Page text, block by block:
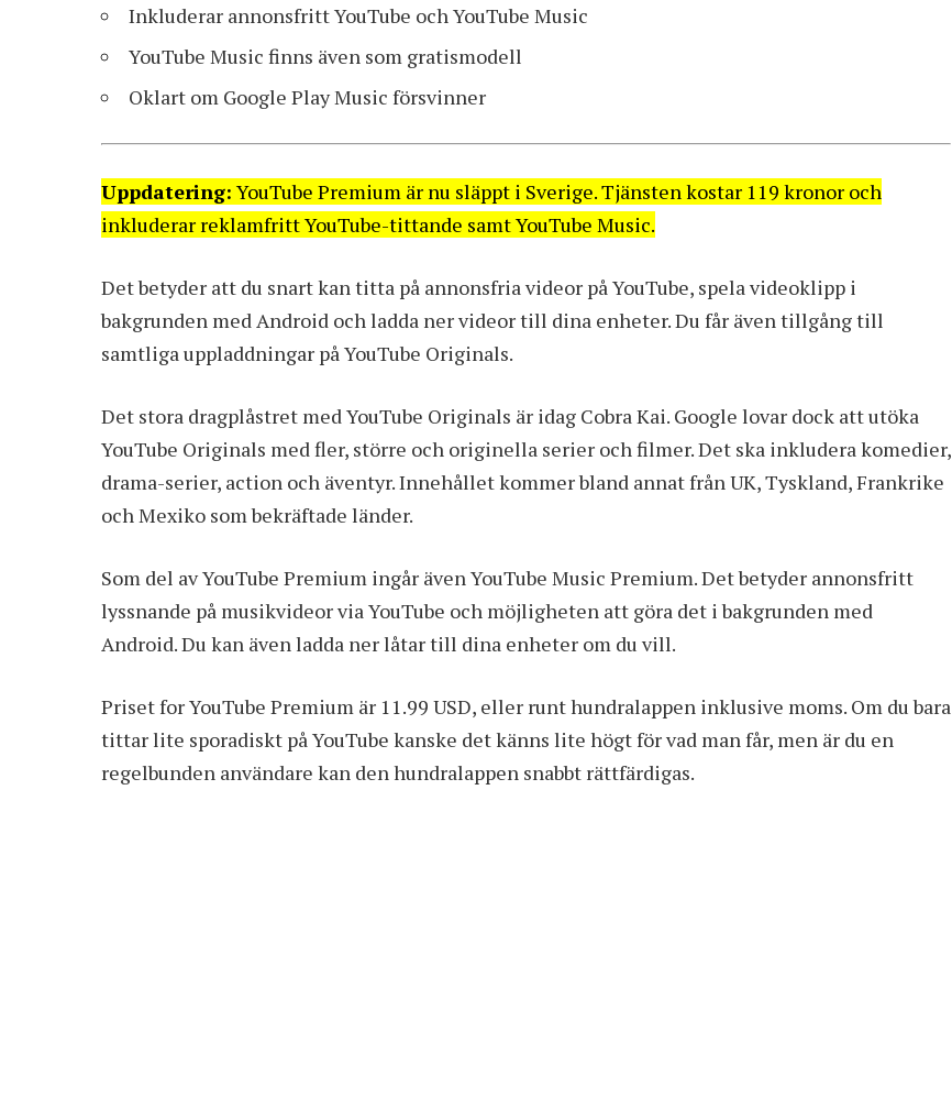
Inkluderar annonsfritt YouTube och YouTube Music
YouTube Music finns även som gratismodell
Oklart om Google Play Music försvinner
Uppdatering: YouTube Premium är nu släppt i Sverige. Tjänsten kostar 119 kronor och
inkluderar reklamfritt YouTube-tittande samt YouTube Music.
Det betyder att du snart kan titta på annonsfria videor påYouTube, spela videoklipp i
bakgrunden med Android och ladda ner videor till dina enheter. Du får även tillgång till
samtliga uppladdningar på YouTube Originals.
Det stora dragplåstret med YouTube Originals är idag Cobra Kai. Google lovar dock att utöka
YouTube Originals med fler, större och originella serier och filmer. Det ska inkludera komedier,
drama-serier, action och äventyr. Innehållet kommer bland annat från UK, Tyskland, Frankrike
och Mexiko som bekräftade länder.
Som del av YouTube Premium ingår även YouTube Music Premium. Det betyder annonsfritt
lyssnande på musikvideor via YouTube och möjligheten att göra det i bakgrunden med
Android. Du kan även ladda ner låtar till dina enheter om du vill.
Priset for YouTube Premium är 11.99 USD, eller runt hundralappen inklusive moms. Om du bara
tittar lite sporadiskt på YouTube kanske det känns lite högt för vad man får, men är du en
regelbunden användare kan den hundralappen snabbt rättfärdigas.